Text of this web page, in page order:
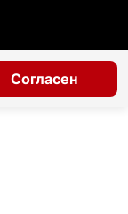
Согласен